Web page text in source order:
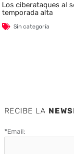
Los ciberataques al
temporada alta
Sin categoría
RECIBE LA
*Email: